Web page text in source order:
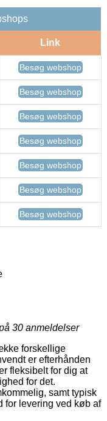
Link
Besøg webshop
Besøg webshop
Besøg webshop
Besøg webshop
Besøg webshop
Besøg webshop
Besøg webshop
30 anmeldelser
forskellige
er efterhånden
fleksibelt for dig at
for det.
samt typisk
for levering ved køb af